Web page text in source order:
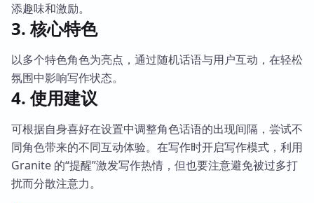
添趣味和激励。
3. 核心特色
以多个特色角色为亮点，通过随机话语与用户互动，在轻松
氛围中影响写作状态。
4. 使用建议
可根据自身喜好在设置中调整角色话语的出现间隔，尝试不
同角色带来的不同互动体验。在写作时开启写作模式，利用
Granite 的“提醒”激发写作热情，但也要注意避免被过多打
扰而分散注意力。